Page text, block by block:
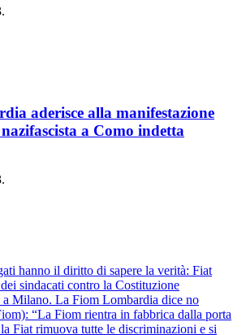
.
aderisce alla manifestazione
a Como indetta
.
hanno il diritto di sapere la verità: Fiat
sindacati contro la Costituzione
a Milano. La Fiom Lombardia dice no
“La Fiom rientra in fabbrica dalla porta
Fiat rimuova tutte le discriminazioni e si